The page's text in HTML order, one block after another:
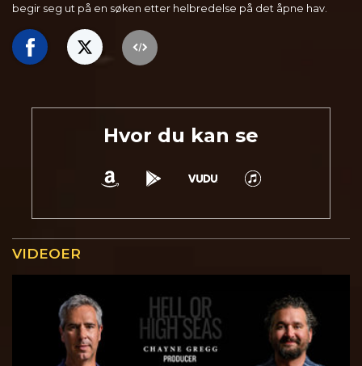
begir seg ut på en søken etter helbredelse på det åpne hav.
Hvor du kan se
VIDEOER